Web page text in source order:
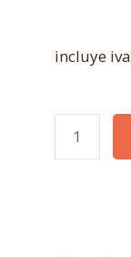
incluye iva